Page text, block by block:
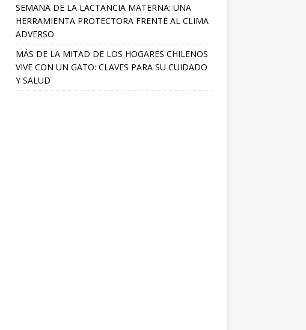
SEMANA DE LA LACTANCIA MATERNA: UNA
HERRAMIENTA PROTECTORA FRENTE AL CLIMA
ADVERSO
MÁS DE LA MITAD DE LOS HOGARES CHILENOS
VIVE CON UN GATO: CLAVES PARA SU CUIDADO
Y SALUD